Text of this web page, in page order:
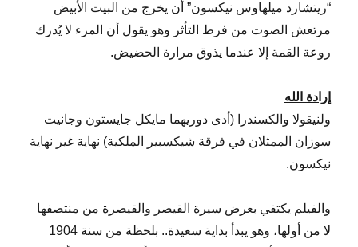
“ريتشارد ميلهاوس نيكسون” أن يخرج من البيت الأبيض
مرتعش الصوت من فرط التأثر وهو يقول أن المرء لا يُدرك
روعة القمة إلا عندما يذوق مرارة الحضيض.
إرادة الله
ولنيقولا والكسندرا (أدى دوريهما مايكل جايستون وجانيت
سوزان الممثلان في فرقة شيكسبير الملكية) نهاية غير نهاية
نيكسون.
والفيلم يكتفي بعرض سيرة القيصر والقيصرة من منتصفها
لا من أولها، وهو يبدأ بداية سعيدة.. بلحظة من سنة 1904